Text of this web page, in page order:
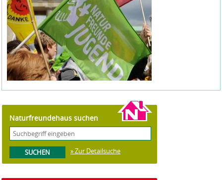
Naturfreundehaus suchen
» Zur Detailsuche